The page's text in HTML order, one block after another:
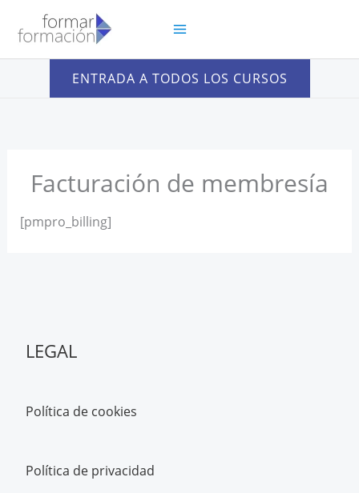
contenido
ENTRADA A TODOS LOS CURSOS
Facturación de membresía
[pmpro_billing]
LEGAL
Política de cookies
Política de privacidad